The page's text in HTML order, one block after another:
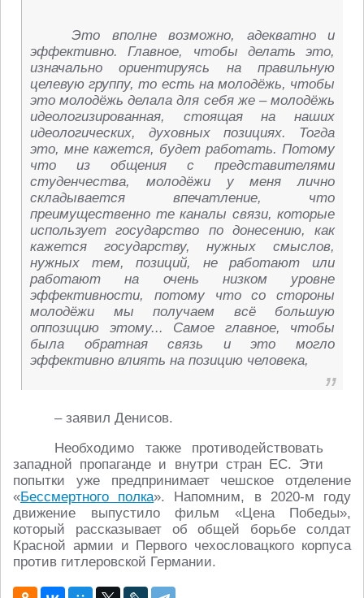
Это вполне возможно, адекватно и
эффективно. Главное, чтобы делать это,
изначально ориентируясь на правильную
целевую группу, то есть на молодёжь, чтобы
это молодёжь делала для себя же – молодёжь
идеологизированная, стоящая на наших
идеологических, духовных позициях. Тогда
это, мне кажется, будет работать. Потому
что из общения с представителями
студенчества, молодёжи у меня лично
складывается впечатление, что
преимущественно те каналы связи, которые
использует государство по донесению, как
кажется государству, нужных смыслов,
нужных тем, позиций, не работают или
работают на очень низком уровне
эффективности, потому что со стороны
молодёжи мы получаем всё большую
оппозицию этому... Самое главное, чтобы
была обратная связь и это могло
эффективно влиять на позицию человека,
– заявил Денисов.
Необходимо также противодействовать
западной пропаганде и внутри стран ЕС. Эти
попытки уже предпринимает чешское отделение
«Бессмертного полка». Напомним, в 2020-м году
движение выпустило фильм «Цена Победы»,
который рассказывает об общей борьбе солдат
Красной армии и Первого чехословацкого корпуса
против гитлеровской Германии.